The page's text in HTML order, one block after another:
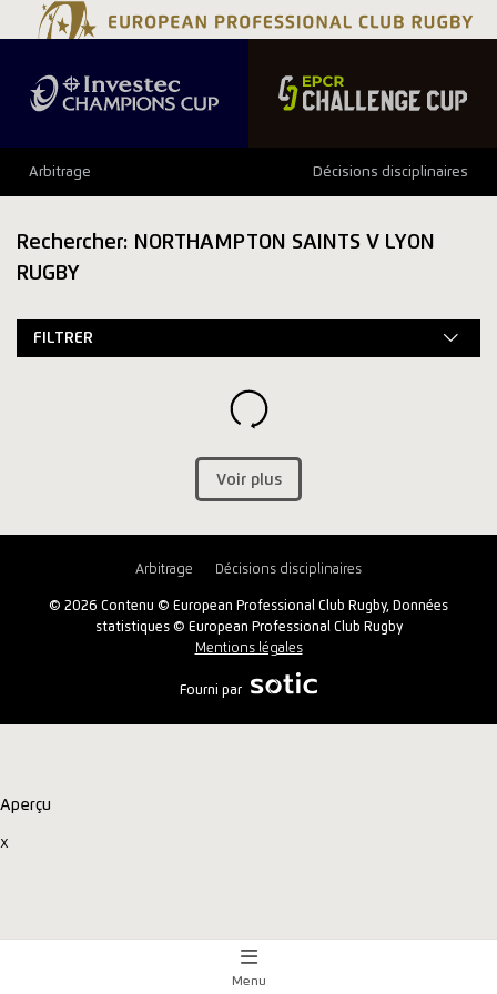
Arbitrage Décisions disciplinaires
Rechercher: NORTHAMPTON SAINTS V LYON
RUGBY
FILTRER
Voir plus
Arbitrage Décisions disciplinaires
© 2026 Contenu © European Professional Club Rugby, Données
statistiques © European Professional Club Rugby
Mentions légales
Fourni par
Aperçu
x
Menu